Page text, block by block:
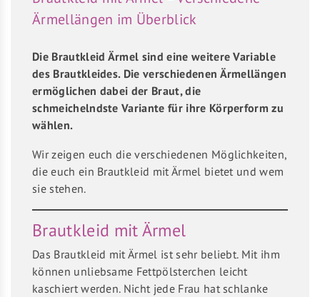
Ärmellängen im Überblick
Die Brautkleid Ärmel sind eine weitere Variable
des Brautkleides. Die verschiedenen Ärmellängen
ermöglichen dabei der Braut, die
schmeichelndste Variante für ihre Körperform zu
wählen.
Wir zeigen euch die verschiedenen Möglichkeiten,
die euch ein Brautkleid mit Ärmel bietet und wem
sie stehen.
Brautkleid mit Ärmel
Das Brautkleid mit Ärmel ist sehr beliebt. Mit ihm
können unliebsame Fettpölsterchen leicht
kaschiert werden. Nicht jede Frau hat schlanke